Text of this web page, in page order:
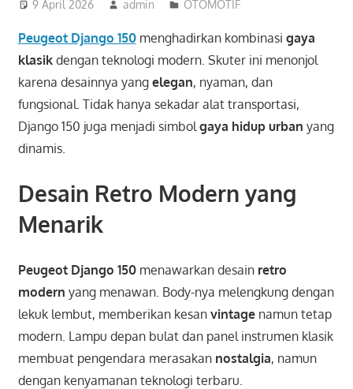
9 April 2026 admin OTOMOTIF
Peugeot Django 150menghadirkan kombinasi gaya
klasikdengan teknologi modern. Skuter ini menonjol
karena desainnya yang elegan, nyaman, dan
fungsional. Tidak hanya sekadar alat transportasi,
Django 150 juga menjadi simbol gaya hidup urban yang
dinamis.
Desain Retro Modern yang
Menarik
Peugeot Django 150menawarkan desain retro
modern yang menawan. Body-nya melengkung dengan
lekuk lembut, memberikan kesan vintagenamun tetap
modern. Lampu depan bulat dan panel instrumen klasik
membuat pengendara merasakan nostalgia, namun
dengan kenyamanan teknologi terbaru.